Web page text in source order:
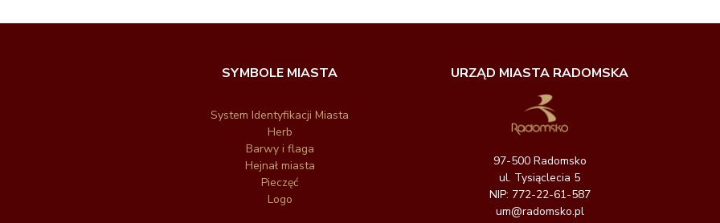
SYMBOLE MIASTA
System Identyfikacji Miasta
Herb
Barwy i flaga
Hejnał miasta
Pieczęć
Logo
URZĄD MIASTA RADOMSKA
97-500 Radomsko
ul. Tysiąclecia 5
NIP: 772-22-61-587
um@radomsko.pl